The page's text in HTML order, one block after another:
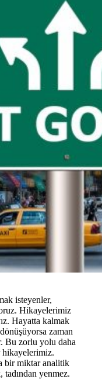
isteyenler,
Hikayelerimiz
Hayatta kalmak
zaman
Bu zorlu yolu daha
hikayelerimiz.
bir miktar analitik
tadından yenmez.